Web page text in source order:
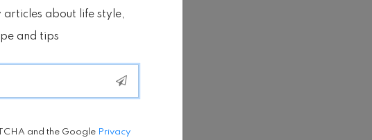
articles about life style,
and tips
and the Google Privacy